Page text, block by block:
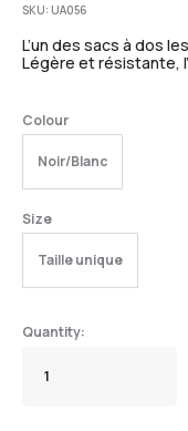
SKU: UA056
L’un des sacs à dos
Légère et résistante,
Colour
Noir/Blanc
Size
Taille unique